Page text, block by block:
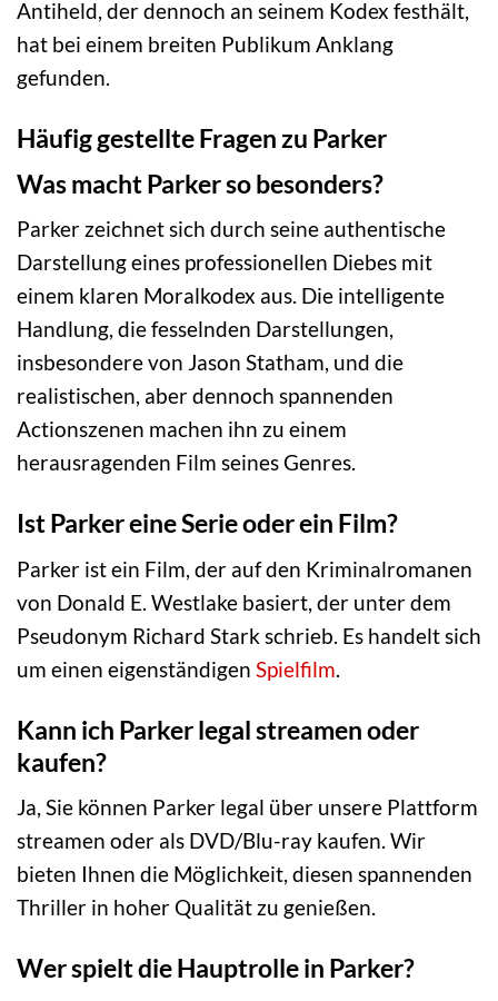
Antiheld, der dennoch an seinem Kodex festhält,
hat bei einem breiten Publikum Anklang
gefunden.
Häufig gestellte Fragen zu Parker
Was macht Parker so besonders?
Parker zeichnet sich durch seine authentische
Darstellung eines professionellen Diebes mit
einem klaren Moralkodex aus. Die intelligente
Handlung, die fesselnden Darstellungen,
insbesondere von Jason Statham, und die
realistischen, aber dennoch spannenden
Actionszenen machen ihn zu einem
herausragenden Film seines Genres.
Ist Parker eine Serie oder ein Film?
Parker ist ein Film, der auf den Kriminalromanen
von Donald E. Westlake basiert, der unter dem
Pseudonym Richard Stark schrieb. Es handelt sich
um einen eigenständigen Spielfilm
Kann ich Parker legal streamen oder
kaufen?
Ja, Sie können Parker legal über unsere Plattform
streamen oder als DVD/Blu-ray kaufen. Wir
bieten Ihnen die Möglichkeit, diesen spannenden
Thriller in hoher Qualität zu genießen.
Wer spielt die Hauptrolle in Parker?